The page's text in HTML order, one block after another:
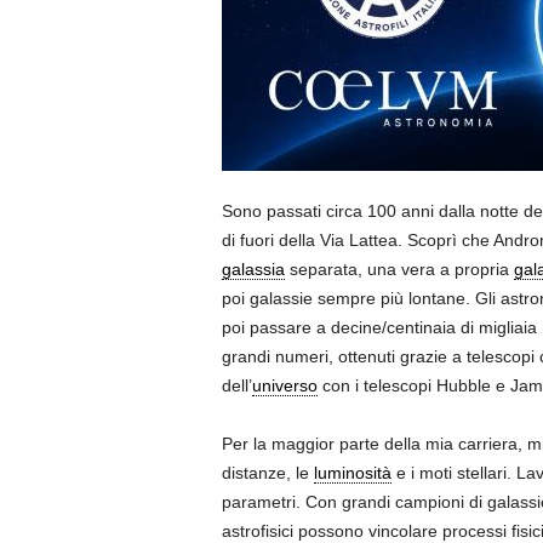
Sono passati circa 100 anni dalla notte
di fuori della Via Lattea. Scoprì che
galassia separata, una vera a propria
poi galassie sempre più lontane. Gli
poi passare a decine/centinaia di
grandi numeri, ottenuti grazie a
dell’universocon i telescopi Hubble e
Per la maggior parte della mia carriera,
distanze, le luminosità e i moti stellari.
parametri. Con grandi campioni di
astrofisici possono vincolare processi